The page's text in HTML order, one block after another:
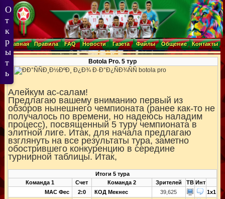
Главная Правила FAQ Новости Газета Файлы Общение Контакты
Botola Pro. 5 тур
Алейкум ас-салам!
Предлагаю вашему вниманию первый из
обзоров нынешнего чемпионата (ранее как-то не
получалось по времени, но надеюсь наладим
процесс), посвященный 5 туру чемпионата в
элитной лиге. Итак, для начала предлагаю
взглянуть на все результаты тура, заметно
обострившего конкуренцию в середине
турнирной таблицы. Итак,
Итоги 5 тура
Команда 1
Счет Команда 2 Зрителей ТВ Инт
МАС Фес
2:0 КОД Мекнес 39,625
1x1